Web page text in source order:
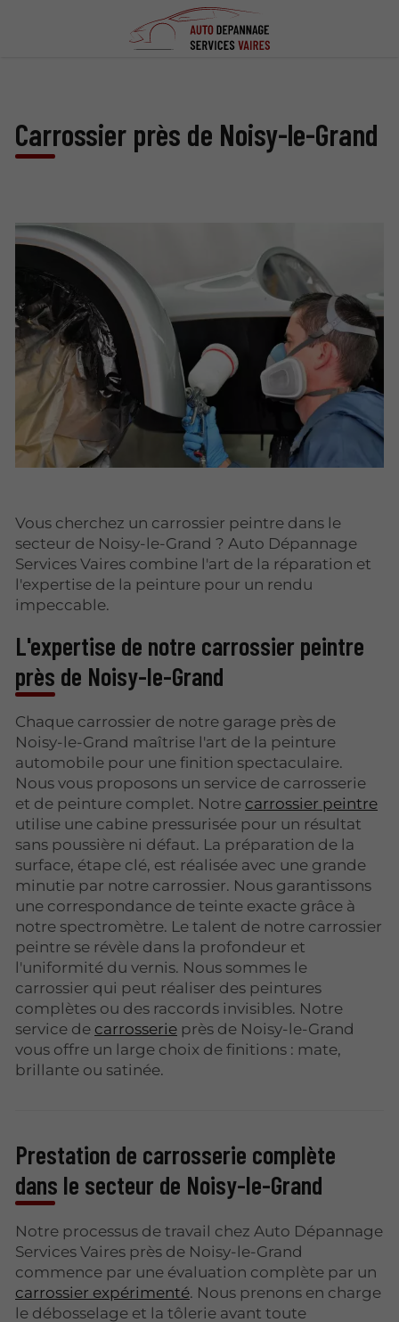
Carrossier près de Noisy-le-Grand
Vous cherchez un carrossier peintre dans le
secteur de Noisy-le-Grand ? Auto Dépannage
Services Vaires combine l'art de la réparation et
l'expertise de la peinture pour un rendu
impeccable.
L'expertise de notre carrossier peintre
près de Noisy-le-Grand
Chaque carrossier de notre garage près de
Noisy-le-Grand maîtrise l'art de la peinture
automobile pour une finition spectaculaire.
Nous vous proposons un service de carrosserie
et de peinture complet. Notre carrossier peintre
utilise une cabine pressurisée pour un résultat
sans poussière ni défaut. La préparation de la
surface, étape clé, est réalisée avec une grande
minutie par notre carrossier. Nous garantissons
une correspondance de teinte exacte grâce à
notre spectromètre. Le talent de notre carrossier
peintre se révèle dans la profondeur et
l'uniformité du vernis. Nous sommes le
carrossier qui peut réaliser des peintures
complètes ou des raccords invisibles. Notre
service de carrosserie près de Noisy-le-Grand
vous offre un large choix de finitions : mate,
brillante ou satinée.
Prestation de carrosserie complète
dans le secteur de Noisy-le-Grand
Notre processus de travail chez Auto Dépannage
Services Vaires près de Noisy-le-Grand
commence par une évaluation complète par un
carrossier expérimenté. Nous prenons en charge
le débosselage et la tôlerie avant toute